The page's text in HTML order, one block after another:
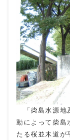
「柴島水源地
動によって柴島
たる桜並木道が